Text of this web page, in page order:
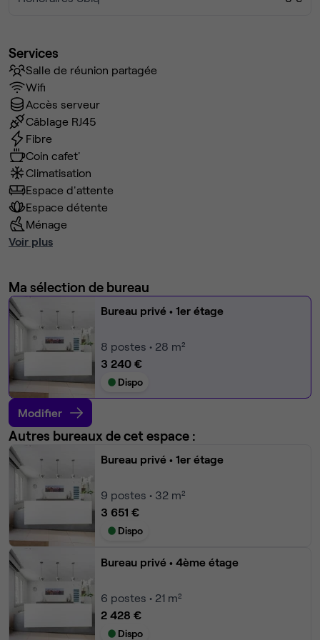
Services
Salle de réunion partagée
Wifi
Accès serveur
Câblage RJ45
Fibre
Coin cafet'
Climatisation
Espace d'attente
Espace détente
Ménage
Voir plus
Ma sélection de bureau
Bureau privé • 1er étage
8 postes • 28 m²
3 240 €
Dispo
Modifier
Autres bureaux de cet espace :
Bureau privé • 1er étage
9 postes • 32 m²
3 651 €
Dispo
Bureau privé • 4ème étage
6 postes • 21 m²
2 428 €
Dispo